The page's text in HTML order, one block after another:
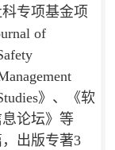
专项基金项
of
》、《软
论坛》等
，出版专著3